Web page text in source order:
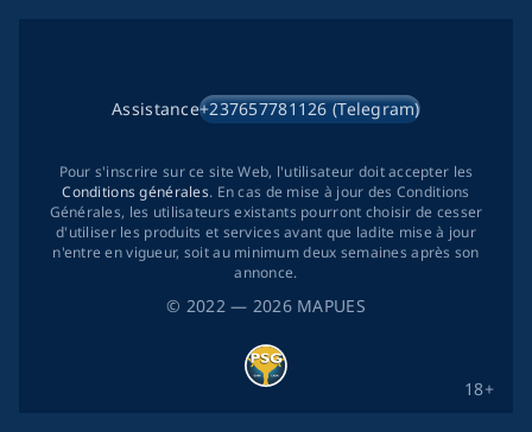
© 2022— 2026 MAPUES
Assistance+237657781126 (Telegram)
18+
Pour s'inscrire sur ce site Web, l'utilisateur doit accepter les
Conditions générales. En cas de mise à jour des Conditions
Générales, les utilisateurs existants pourront choisir de cesser
d'utiliser les produits et services avant que ladite mise à jour
n'entre en vigueur, soit au minimum deux semaines après son
annonce.